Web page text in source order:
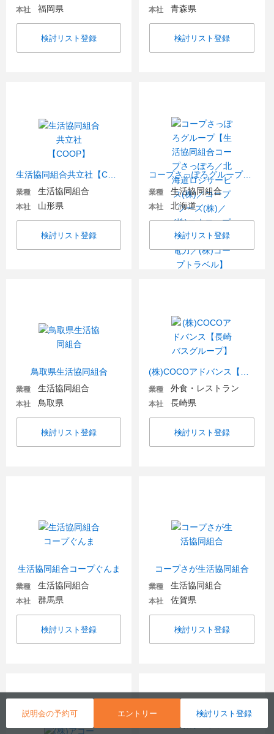
説明会の予約可 エントリー 検討リスト登録
本社 福岡県
検討リスト登録
本社 青森県
検討リスト登録
業種 生活協同組合
本社 山形県
検討リスト登録
コープさっぽろグループ【生活協同組合コープさっぽろ／北海道ロジサービス(株)／コープフーズ(株)／(株)エネコープ／(株)トドック電力／(株)コープトラベル】
業種 生活協同組合
本社 北海道
検討リスト登録
鳥取県生活協同組合
業種 生活協同組合
本社 鳥取県
検討リスト登録
業種 外食・レストラン
本社 長崎県
検討リスト登録
生活協同組合コープぐんま
業種 生活協同組合
本社 群馬県
検討リスト登録
コープさが生活協同組合
業種 生活協同組合
本社 佐賀県
検討リスト登録